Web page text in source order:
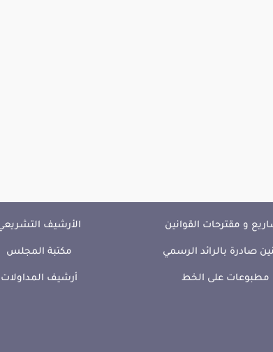
و مقترحات القوانين
صادرة بالرائد الرسمي
مطبوعات على الخط
الأرشيف
مكتبة المجلس
أرشيف المداولات